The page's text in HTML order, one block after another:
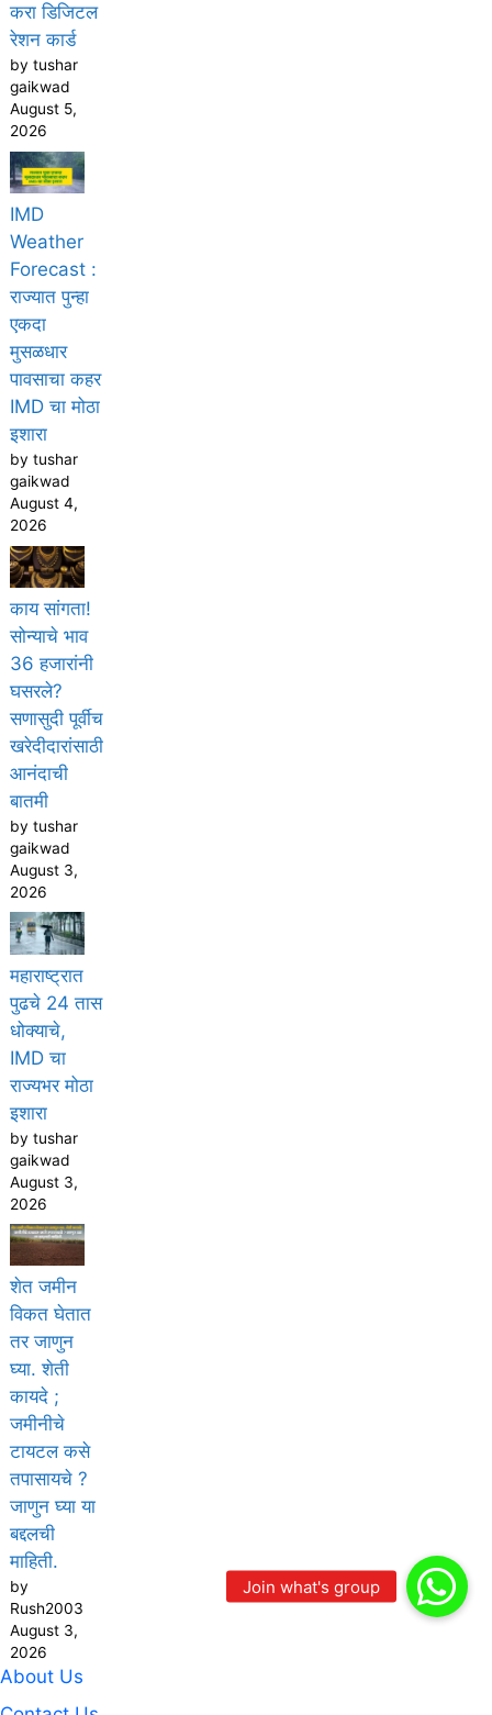
करा डिजिटल
रेशन कार्ड
by tushar
gaikwad
August 5,
2026
IMD
Weather
Forecast :
राज्यात पुन्हा
एकदा
मुसळधार
पावसाचा कहर
IMD चा मोठा
इशारा
by tushar
gaikwad
August 4,
2026
काय सांगता!
सोन्याचे भाव
36 हजारांनी
घसरले?
सणासुदी पूर्वीच
खरेदीदारांसाठी
आनंदाची
बातमी
by tushar
gaikwad
August 3,
2026
महाराष्ट्रात
पुढचे 24 तास
धोक्याचे,
IMD चा
राज्यभर मोठा
इशारा
by tushar
gaikwad
August 3,
2026
शेत जमीन
विकत घेतात
तर जाणुन
घ्या. शेती
कायदे ;
जमीनीचे
टायटल कसे
तपासायचे ?
जाणुन घ्या या
बद्दलची
माहिती.
by
Rush2003
August 3,
2026
About Us